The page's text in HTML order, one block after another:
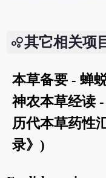
其它相关项
本草备要 - 蝉
神农本草经读
历代本草药性
录》)